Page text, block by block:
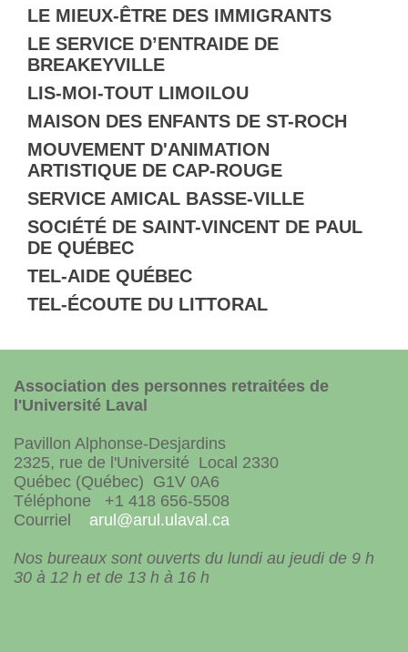
LE MIEUX-ÊTRE DES IMMIGRANTS
LE SERVICE D’ENTRAIDE DE
BREAKEYVILLE
LIS-MOI-TOUT LIMOILOU
MAISON DES ENFANTS DE ST-ROCH
MOUVEMENT D'ANIMATION
ARTISTIQUE DE CAP-ROUGE
SERVICE AMICAL BASSE-VILLE
SOCIÉTÉ DE SAINT-VINCENT DE PAUL
DE QUÉBEC
TEL-AIDE QUÉBEC
TEL-ÉCOUTE DU LITTORAL
Association des personnes retraitées de
l'Université Laval
Pavillon Alphonse-Desjardins
2325, rue de l'Université Local 2330
Québec (Québec) G1V 0A6
Téléphone +1 418 656-5508
Courriel arul@arul.ulaval.ca
Nos bureaux sont ouverts du lundi au jeudi de 9 h
30 à 12 h et de 13 h à 16 h